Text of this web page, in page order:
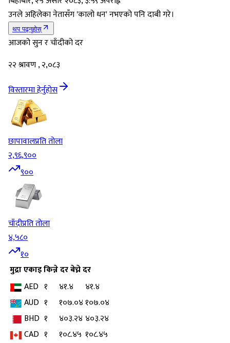
उनले अहिलेका नेतासँग 'कालो धन' नभएको पनि दाबी गरे।
थप पढ्नुहोस्
आजको सुन र चाँदीको दर
२२ श्रावण , २,०८३
विस्तारमा हेर्नुहोस
छापावालप्रति तोला
२,९६,९००
९००
चाँदीप्रति तोला
४,५८०
१०
मुद्राएकाइकिन्ने दरबेच्ने दर
AED १ ४१.४
४१.४
AUD १ १०७.०४१०७.०४
BHD १ ४०३.२४ ४०३.२४
CAD १ १०८.४५ १०८.४५